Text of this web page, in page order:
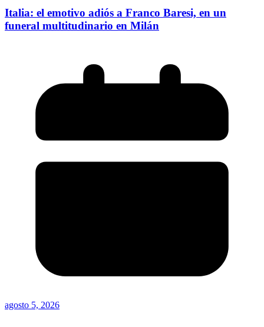
Italia: el emotivo adiós a Franco Baresi, en un
funeral multitudinario en Milán
agosto 5, 2026